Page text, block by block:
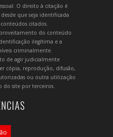
O direito à citação é
que seja identificada
citados.
do conteúdo
ilegítima e a
criminalmente.
de agir judicialmente
cópia, reprodução, difusão,
ou outra utilização
site por terceiros.